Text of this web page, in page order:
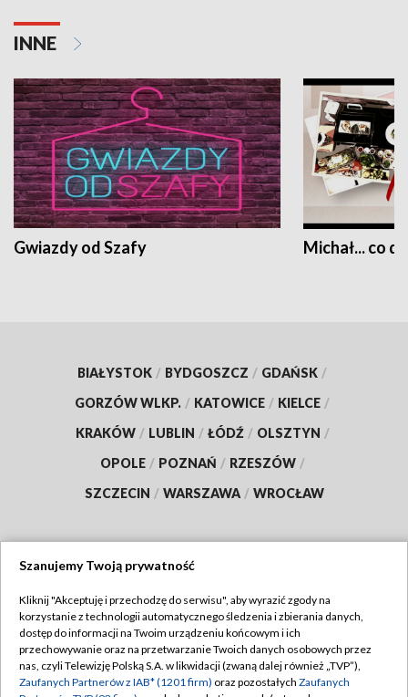
INNE
Gwiazdy od Szafy Michał... co
BIAŁYSTOK / BYDGOSZCZ / GDAŃSK /
GORZÓW WLKP. / KATOWICE / KIELCE /
KRAKÓW / LUBLIN / ŁÓDŹ / OLSZTYN /
OPOLE / POZNAŃ / RZESZÓW /
SZCZECIN / WARSZAWA / WROCŁAW
TVP
Abonament TVP
Emisja w TVP
Regulamin TVP
Polityka prywatności
Szanujemy Twoją prywatność
Kliknij "Akceptuję i przechodzę do serwisu", aby wyrazić zgody na
korzystanie z technologii automatycznego śledzenia i zbierania danych,
dostęp do informacji na Twoim urządzeniu końcowym i ich
przechowywanie oraz na przetwarzanie Twoich danych osobowych przez
nas, czyli Telewizję Polską S.A. w likwidacji (zwaną dalej również „TVP”),
Zaufanych Partnerów z IAB* (1201 firm) oraz pozostałych Zaufanych